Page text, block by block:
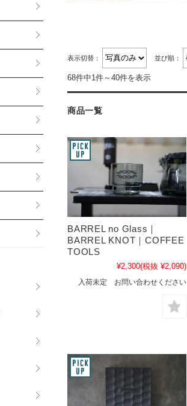
表示切替： 並び順：
68件中1件～40件を表示
商品一覧
BARREL no Glass｜
BARREL KNOT｜COFFEE
TOOLS
¥2,300(税抜 ¥2,090)
入荷未定 お問い合わせください